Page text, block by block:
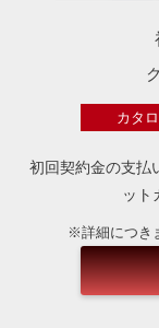
カタ
初回契約金の支払
ット
※詳細につき